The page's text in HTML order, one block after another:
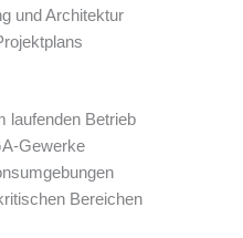
und Architektur
laufenden Betrieb
Gewerke
Bereichen